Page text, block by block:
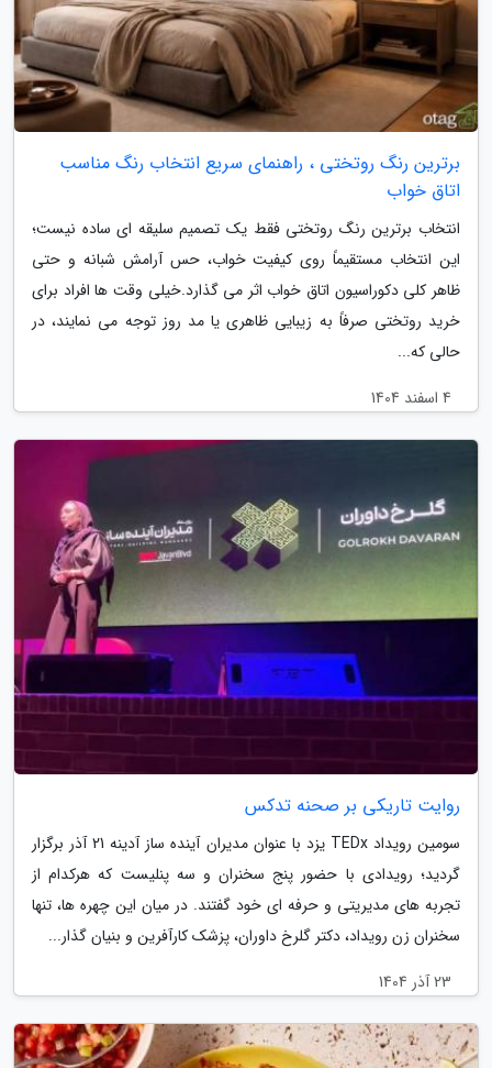
برترین رنگ روتختی ، راهنمای سریع انتخاب رنگ مناسب
اتاق خواب
انتخاب برترین رنگ روتختی فقط یک تصمیم سلیقه ای ساده نیست؛
این انتخاب مستقیماً روی کیفیت خواب، حس آرامش شبانه و حتی
ظاهر کلی دکوراسیون اتاق خواب اثر می گذارد.خیلی وقت ها افراد برای
خرید روتختی صرفاً به زیبایی ظاهری یا مد روز توجه می نمایند، در
حالی که...
4 اسفند 1404
روایت تاریکی بر صحنه تدکس
سومین رویداد TEDx یزد با عنوان مدیران آینده ساز آدینه 21 آذر برگزار
گردید؛ رویدادی با حضور پنج سخنران و سه پنلیست که هرکدام از
تجربه های مدیریتی و حرفه ای خود گفتند. در میان این چهره ها، تنها
سخنران زن رویداد، دکتر گلرخ داوران، پزشک کارآفرین و بنیان گذار...
23 آذر 1404